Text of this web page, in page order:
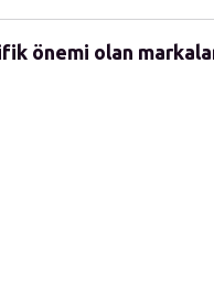
önemi olan